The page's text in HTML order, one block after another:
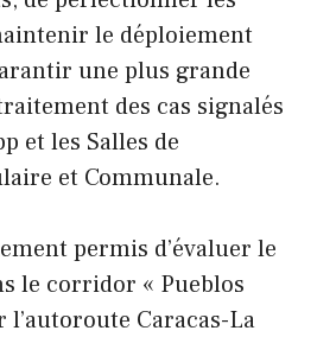
le déploiement
une plus grande
des cas signalés
et les Salles de
et Communale.
permis d’évaluer le
le corridor « Pueblos
l’autoroute Caracas-La